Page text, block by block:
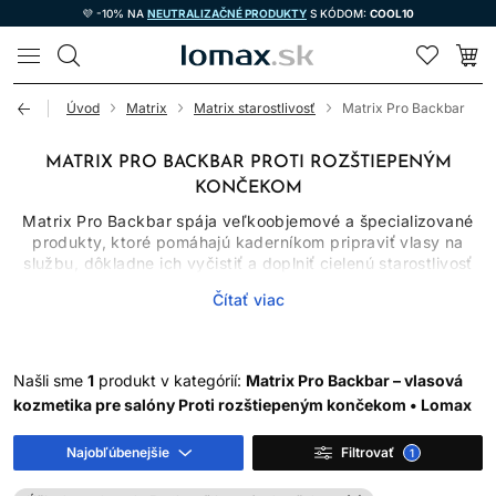
💜 -10% NA NEUTRALIZAČNÉ PRODUKTY S KÓDOM: COOL10
LOMAX
Úvod Matrix Matrix starostlivosť Matrix Pro Backbar
MATRIX PRO BACKBAR PROTI ROZŠTIEPENÝM
KONČEKOM
Matrix Pro Backbar spája veľkoobjemové a špecializované
produkty, ktoré pomáhajú kaderníkom pripraviť vlasy na
službu, dôkladne ich vyčistiť a doplniť cielenú starostlivosť
šampón na vlasy, intenzívnu masku, sprej na lámavé vlasy aj
práce.
Produkty Matrix Pro Backbar ocenia profesionálne salóny,
ktoré hľadajú účelné balenia a spoľahlivú starostlivosť na
každodenné použitie. Vybrané prípravky však môžu dávať
Čítať viac
Našli sme 1 produkt v kategórií: Matrix Pro Backbar – vlasová
kozmetika pre salóny Proti rozštiepeným končekom • Lomax
Najobľúbenejšie Filtrovať 1